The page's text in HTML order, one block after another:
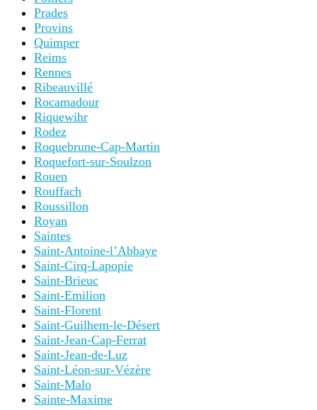
Prades
Provins
Quimper
Reims
Rennes
Ribeauvillé
Rocamadour
Riquewihr
Rodez
Roquebrune-Cap-Martin
Roquefort-sur-Soulzon
Rouen
Rouffach
Roussillon
Royan
Saintes
Saint-Antoine-l’Abbaye
Saint-Cirq-Lapopie
Saint-Brieuc
Saint-Emilion
Saint-Florent
Saint-Guilhem-le-Désert
Saint-Jean-Cap-Ferrat
Saint-Jean-de-Luz
Saint-Léon-sur-Vézère
Saint-Malo
Sainte-Maxime